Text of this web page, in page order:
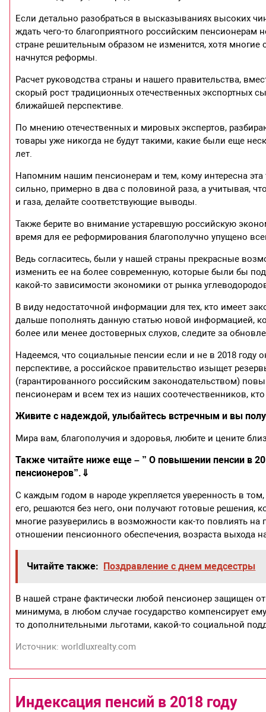
Если детально разобраться в высказываниях высоких
ждать чего-то благоприятного российским пенсионерам
стране решительным образом не изменится, хотя многие
начнутся реформы.
Расчет руководства страны и нашего правительства,
скорый рост традиционных отечественных экспортных
ближайшей перспективе.
По мнению отечественных и мировых экспертов,
товары уже никогда не будут такими, какие были еще
лет.
Напомним нашим пенсионерам и тем, кому интересна эта
сильно, примерно в два с половиной раза, а учитывая,
и газа, делайте соответствующие выводы.
Также берите во внимание устаревшую российскую
время для ее реформирования благополучно упущено
Ведь согласитесь, были у нашей страны прекрасные
изменить ее на более современную, которые были бы
какой-то зависимости экономики от рынка
В виду недостаточной информации для тех, кто имеет
дальше пополнять данную статью новой информацией,
более или менее достоверных слухов, следите за
Надеемся, что социальные пенсии если и не в 2018
перспективе, а российское правительство изыщет
(гарантированного российским законодательством)
пенсионерам и всем тех из наших соотечественников,
Живите с надеждой, улыбайтесь встречным и вы
Мира вам, благополучия и здоровья, любите и цените
Также читайте ниже еще – ” О повышении пенсии в
пенсионеров”. ⇓
С каждым годом в народе укрепляется уверенность в
его, решаются без него, они получают готовые решения,
многие разуверились в возможности как-то повлиять
отношении пенсионного обеспечения, возраста выхода
Читайте также: Поздравление с днем медсестры
В нашей стране фактически любой пенсионер защищен
минимума, в любом случае государство компенсирует
то дополнительными льготами, какой-то социальной
Источник: worldluxrealty.com
Индексация пенсий в 2018 году